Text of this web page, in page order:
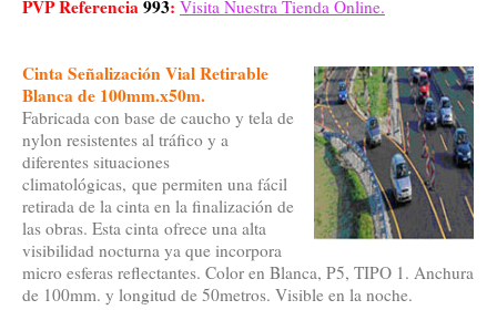
PVP Referencia993: Visita Nuestra Tienda Online.
Cinta Señalización Vial Retirable
Blanca de 100mm.x50m.
Fabricada con base de caucho y tela de
nylon resistentes al tráfico y a
diferentes situaciones
climatológicas, que permiten una fácil
retirada de la cinta en la finalización de
las obras. Esta cinta ofrece una alta
visibilidad nocturna ya que incorpora
micro esferas reflectantes. Color en Blanca, P5, TIPO 1. Anchura
de 100mm. y longitud de 50metros. Visible en la noche.